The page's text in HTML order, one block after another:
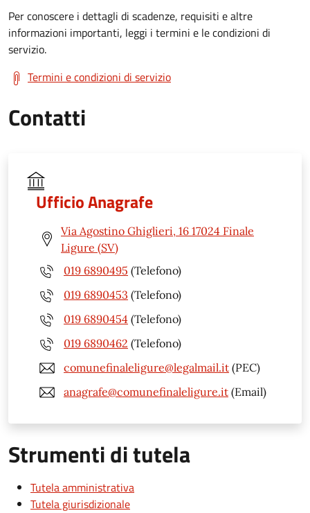
Per conoscere i dettagli di scadenze, requisiti e altre
informazioni importanti, leggi i termini e le condizioni di
servizio.
Termini e condizioni di servizio
Contatti
Ufficio Anagrafe
Via Agostino Ghiglieri, 16 17024 Finale
Ligure (SV)
019 6890495 (Telefono)
019 6890453 (Telefono)
019 6890454 (Telefono)
019 6890462 (Telefono)
comunefinaleligure@legalmail.it (PEC)
anagrafe@comunefinaleligure.it (Email)
Strumenti di tutela
Tutela amministrativa
Tutela giurisdizionale